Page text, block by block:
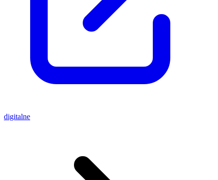
digitalne